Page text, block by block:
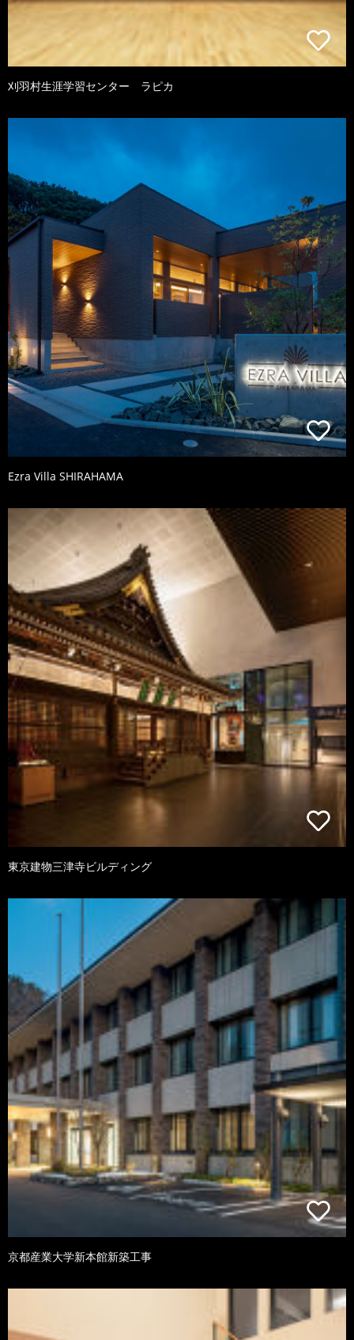
刈羽村生涯学習センター ラピカ
Ezra Villa SHIRAHAMA
東京建物三津寺ビルディング
京都産業大学新本館新築工事